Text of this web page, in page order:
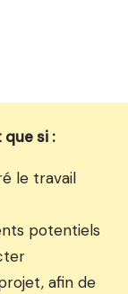
si :
le travail
potentiels
afin de